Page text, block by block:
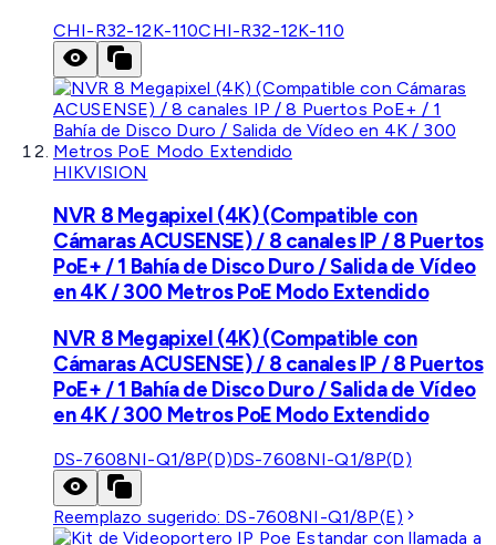
CHI-R32-12K-110CHI-R32-12K-110
HIKVISION
NVR 8 Megapixel (4K) (Compatible con
Cámaras ACUSENSE) / 8 canales IP / 8 Puertos
PoE+ / 1 Bahía de Disco Duro / Salida de Vídeo
en 4K / 300 Metros PoE Modo Extendido
NVR 8 Megapixel (4K) (Compatible con
Cámaras ACUSENSE) / 8 canales IP / 8 Puertos
PoE+ / 1 Bahía de Disco Duro / Salida de Vídeo
en 4K / 300 Metros PoE Modo Extendido
DS-7608NI-Q1/8P(D)DS-7608NI-Q1/8P(D)
Reemplazo sugerido: DS-7608NI-Q1/8P(E)